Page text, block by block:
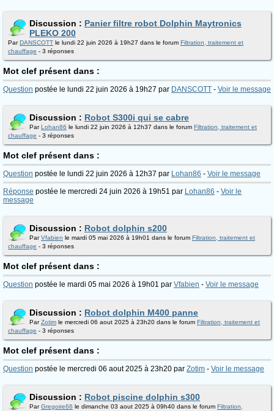
Discussion : Panier filtre robot Dolphin Maytronics
PLEKO 200
ParDANSCOTT le lundi 22 juin 2026 à 19h27 dans le forum Filtration, traitement et
chauffage - 3 réponses
Mot clef présent dans :
Question postée le lundi 22 juin 2026 à 19h27 par DANSCOTT - Voir le message
Discussion : Robot S300i qui se cabre
ParLohan86 le lundi 22 juin 2026 à 12h37 dans le forum Filtration, traitement et
chauffage - 3 réponses
Mot clef présent dans :
Question postée le lundi 22 juin 2026 à 12h37 par Lohan86 - Voir le message
Réponse postée le mercredi 24 juin 2026 à 19h51 par Lohan86 - Voir le
message
Discussion : Robot dolphin s200
ParVfabien le mardi 05 mai 2026 à 19h01 dans le forum Filtration, traitement et
chauffage - 3 réponses
Mot clef présent dans :
Question postée le mardi 05 mai 2026 à 19h01 par Vfabien - Voir le message
Discussion : Robot dolphin M400 panne
ParZotim le mercredi 06 aout 2025 à 23h20 dans le forum Filtration, traitement et
chauffage - 3 réponses
Mot clef présent dans :
Question postée le mercredi 06 aout 2025 à 23h20 par Zotim - Voir le message
Discussion : Robot piscine dolphin s300
ParGregoire66 le dimanche 03 aout 2025 à 09h40 dans le forum Filtration,